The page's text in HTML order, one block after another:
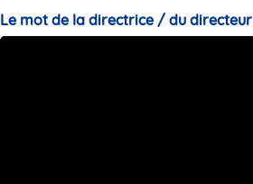
Le mot de la directrice / du directeur